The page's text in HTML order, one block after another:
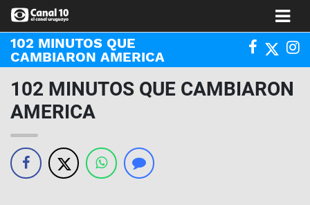
102 MINUTOS QUE
CAMBIARON AMERICA
102 MINUTOS QUE CAMBIARON
AMERICA